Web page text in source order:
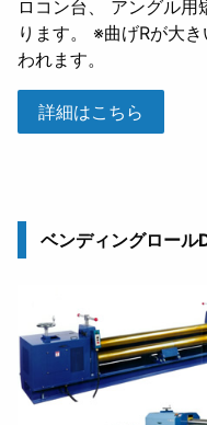
ロコン台、 アングル
ります。 ※曲げRが大
われます。
詳細はこちら
ベンディングロール